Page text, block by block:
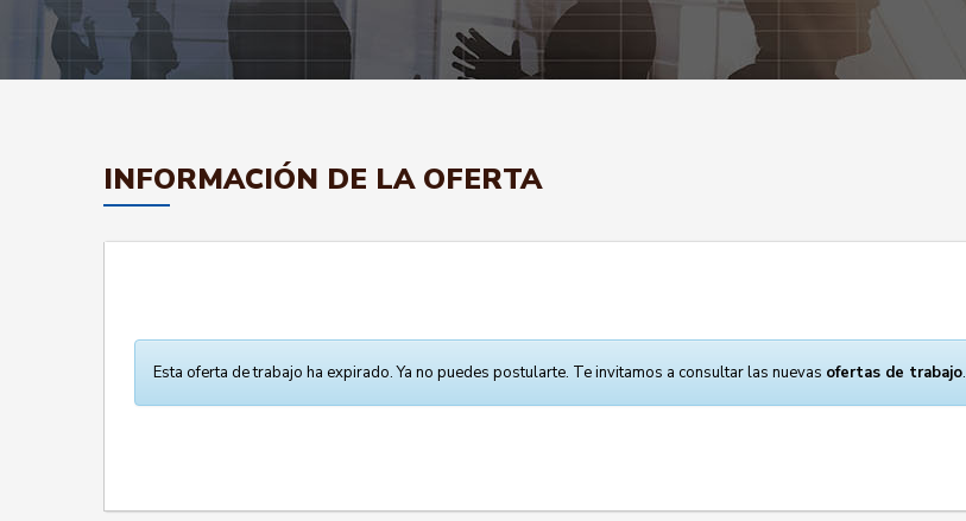
INFORMACIÓN DE LA OFERTA
Esta oferta de trabajo ha expirado. Ya no puedes postularte. Te invitamos a consultar las nuevas ofertas de trabajo.